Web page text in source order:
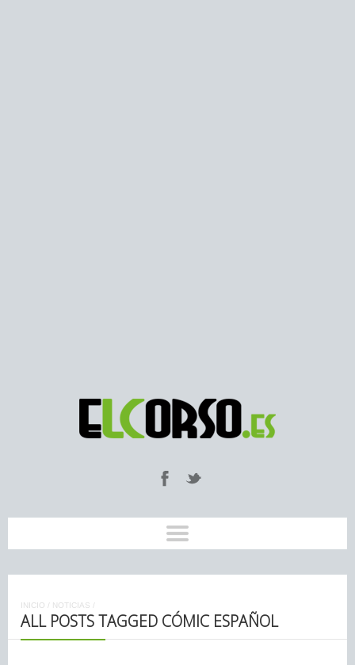
INICIO / NOTICIAS /
ALL POSTS TAGGED CÓMIC ESPAÑOL